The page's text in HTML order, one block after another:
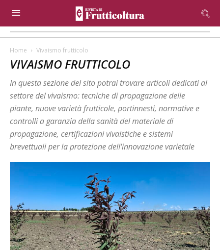
Home Vivaismo frutticolo
VIVAISMO FRUTTICOLO
In questa sezione del sito potrai trovare articoli dedicati al
settore del vivaismo: tecniche di propagazione delle
piante, nuove varietà frutticole, portinnesti, normative e
controlli a garanzia della sanità del materiale di
propagazione, certificazioni vivaistiche e sistemi
brevettuali per la protezione dell'innovazione varietale